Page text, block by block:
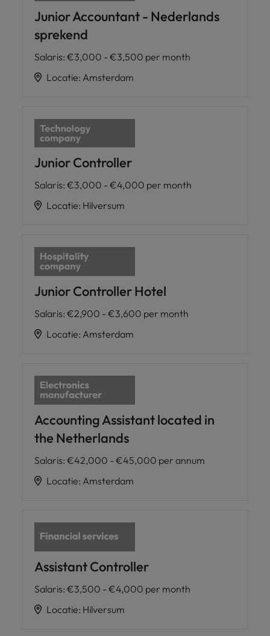
Junior Accountant - Nederlands
sprekend
Salaris: €3,000 - €3,500 per month
Locatie: Amsterdam
Junior Controller
Salaris: €3,000 - €4,000 per month
Locatie: Hilversum
Junior Controller Hotel
Salaris: €2,900 - €3,600 per month
Locatie: Amsterdam
Accounting Assistant located in
the Netherlands
Salaris: €42,000 - €45,000 per annum
Locatie: Amsterdam
Assistant Controller
Salaris: €3,500 - €4,000 per month
Locatie: Hilversum